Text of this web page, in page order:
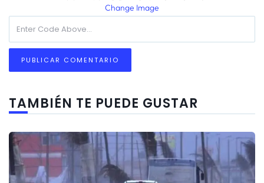
Change Image
TAMBIÉN TE PUEDE GUSTAR